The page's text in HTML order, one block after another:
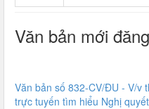
Văn bản mới đăng
Văn bản số 832-CV/ĐU - V/v
trực tuyến tìm hiểu Nghị